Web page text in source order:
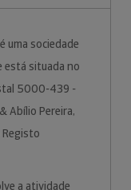
uma sociedade
está situada no
5000-439 -
Abílio Pereira,
a atividade